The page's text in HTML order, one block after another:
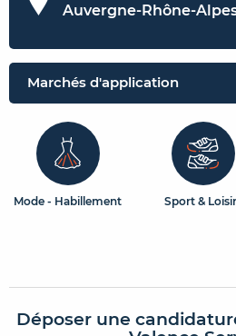
Auvergne-Rhône-
Marchés d'application
Mode - Habillement Sport &
Déposer une